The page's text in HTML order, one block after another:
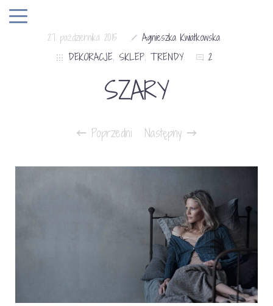
27 października 2015
Agnieszka Kwiatkowska
DEKORACJE, SKLEP, TRENDY 2
SZARY
Poprzedni Następny